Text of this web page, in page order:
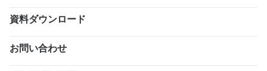
資料ダウンロード
お問い合わせ